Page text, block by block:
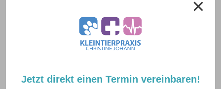
Jetzt direkt einen Termin vereinbaren!
Pearl wurde vorgestellt, weil er morgens im Garten
plötzlich zusammen brach und nicht mehr gehen
konnte. Der Grund hierfür war ein Milztumor von der
oder maligner Natur sein und stellen, wenn sie nicht